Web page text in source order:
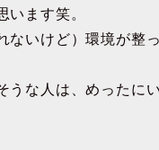
ます笑。
いけど）環境が整
な人は、めったに